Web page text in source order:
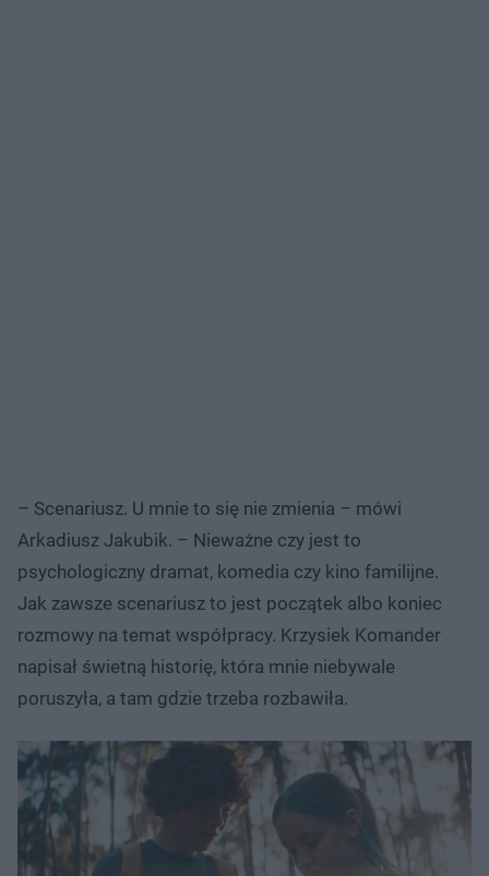
– Scenariusz. U mnie to się nie zmienia – mówi
Arkadiusz Jakubik. – Nieważne czy jest to
psychologiczny dramat, komedia czy kino familijne.
Jak zawsze scenariusz to jest początek albo koniec
rozmowy na temat współpracy. Krzysiek Komander
napisał świetną historię, która mnie niebywale
poruszyła, a tam gdzie trzeba rozbawiła.